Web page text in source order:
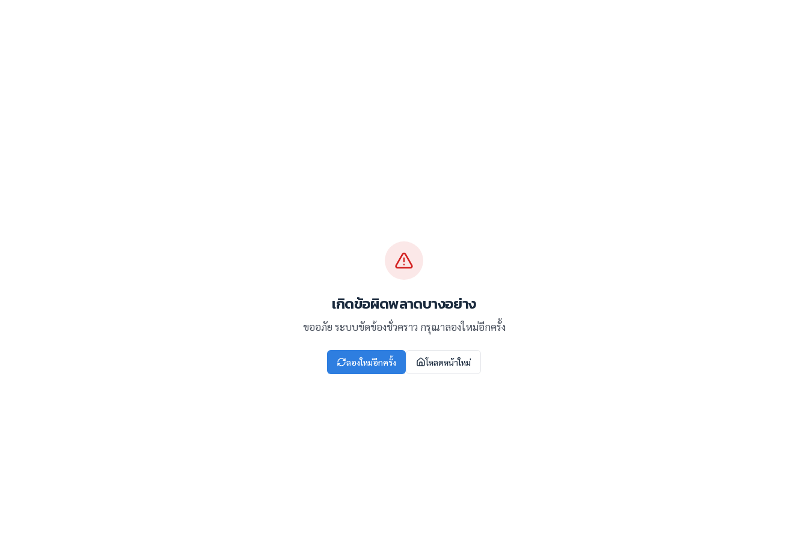
เกิดข้อผิดพลาดบางอย่าง
ขออภัย ระบบขัดข้องชั่วคราว กรุณาลองใหม่อีกครั้ง
ลองใหม่อีกครั้ง โหลดหน้าใหม่